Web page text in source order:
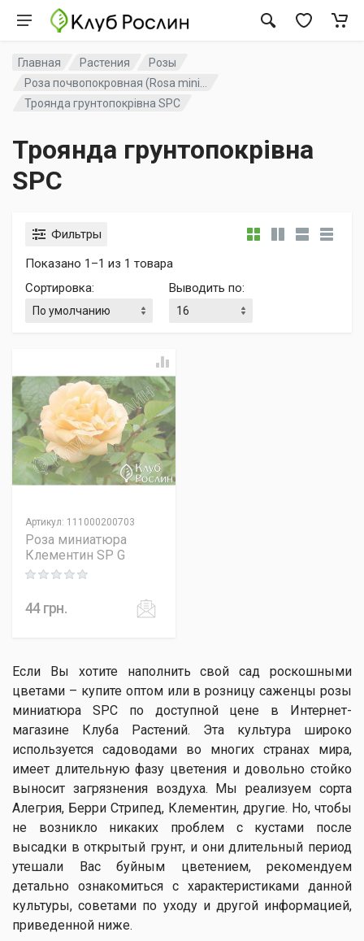
Главная Растения
Розы
Роза почвопокровная (Rosa mini...
Троянда грунтопокрівна SPC
Троянда грунтопокрівна
SPC
Фильтры
Показано 1–1 из 1 товара
Сортировка: Выводить по:
Артикул: 111000200703
Роза миниатюра
Клементин SP G
Rating: 0 out of 5
44 грн.
Если Вы хотите наполнить свой сад роскошными
цветами – купите оптом или в розницу саженцы розы
миниатюра SPC по доступной цене в Интернет-
магазине Клуба Растений. Эта культура широко
используется садоводами во многих странах мира,
имеет длительную фазу цветения и довольно стойко
выносит загрязнения воздуха. Мы реализуем сорта
Алегрия, Берри Стрипед, Клементин, другие. Но, чтобы
не возникло никаких проблем с кустами после
высадки в открытый грунт, и они длительный период
утешали Вас буйным цветением, рекомендуем
детально ознакомиться с характеристиками данной
культуры, советами по уходу и другой информацией,
приведенной ниже.